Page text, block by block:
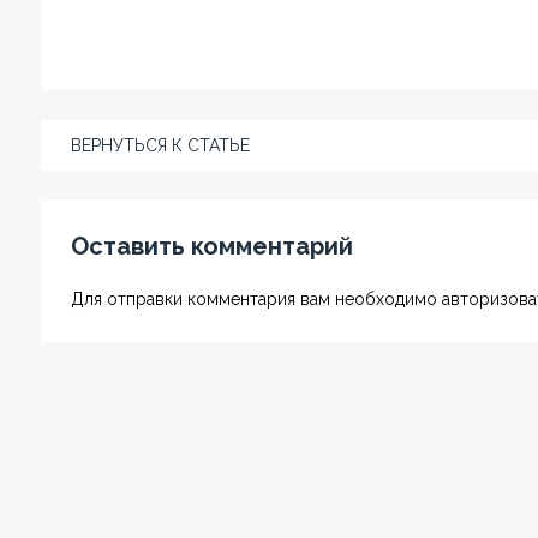
ВЕРНУТЬСЯ К СТАТЬЕ
Оставить комментарий
Для отправки комментария вам необходимо